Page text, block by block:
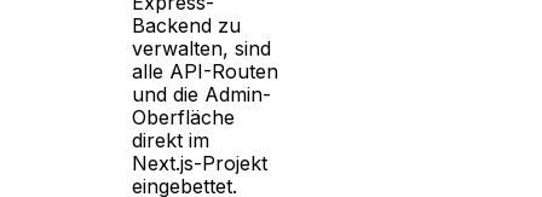
Backend zu
verwalten, sind
alle API-Routen
und die Admin-
Oberfläche
direkt im
Next.js-Projekt
eingebettet.